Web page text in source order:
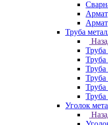
Труба
Труба
Труба
Труба
Труба
Уголок